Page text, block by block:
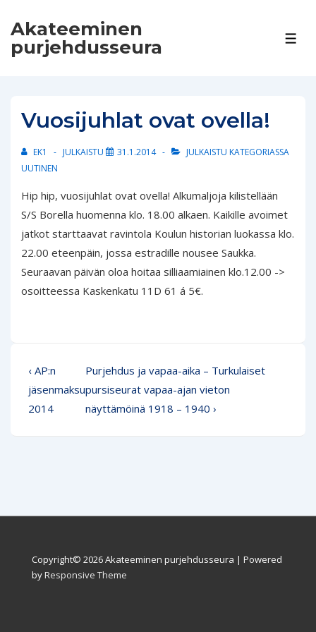
Siirry
pääsisältöön
Akateeminen
purjehdusseura
Vuosijuhlat ovat ovella!
EK1 JULKAISTU 31.1.2014
JULKAISTU KATEGORIASSA
UUTINEN
Hip hip, vuosijuhlat ovat ovella! Alkumaljoja kilistellään
S/S Borella huomenna klo. 18.00 alkaen. Kaikille avoimet
jatkot starttaavat ravintola Koulun historian luokassa klo.
22.00 eteenpäin, jossa estradille nousee Saukka.
Seuraavan päivän oloa hoitaa silliaamiainen klo.12.00 ->
osoitteessa Kaskenkatu 11D 61 á 5€.
Artikkelien
selaus
Edellinen
‹ AP:n
jäsenmaksu
2014
Seuraava
artikkeli
Purjehdus ja vapaa-aika – Turkulaiset
pursiseurat vapaa-ajan vieton
näyttämöinä 1918 – 1940 ›
Copyright© 2026Akateeminen purjehdusseura | Powered
byResponsive Theme